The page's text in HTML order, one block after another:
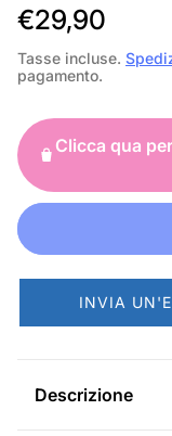
P
r
e
z
z
o
n
o
r
m
€29,90
Tasse incluse.
pagamento.
Clicca qua
INVIA
Descrizione